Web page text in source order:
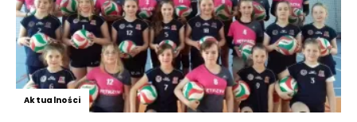
Aktualności